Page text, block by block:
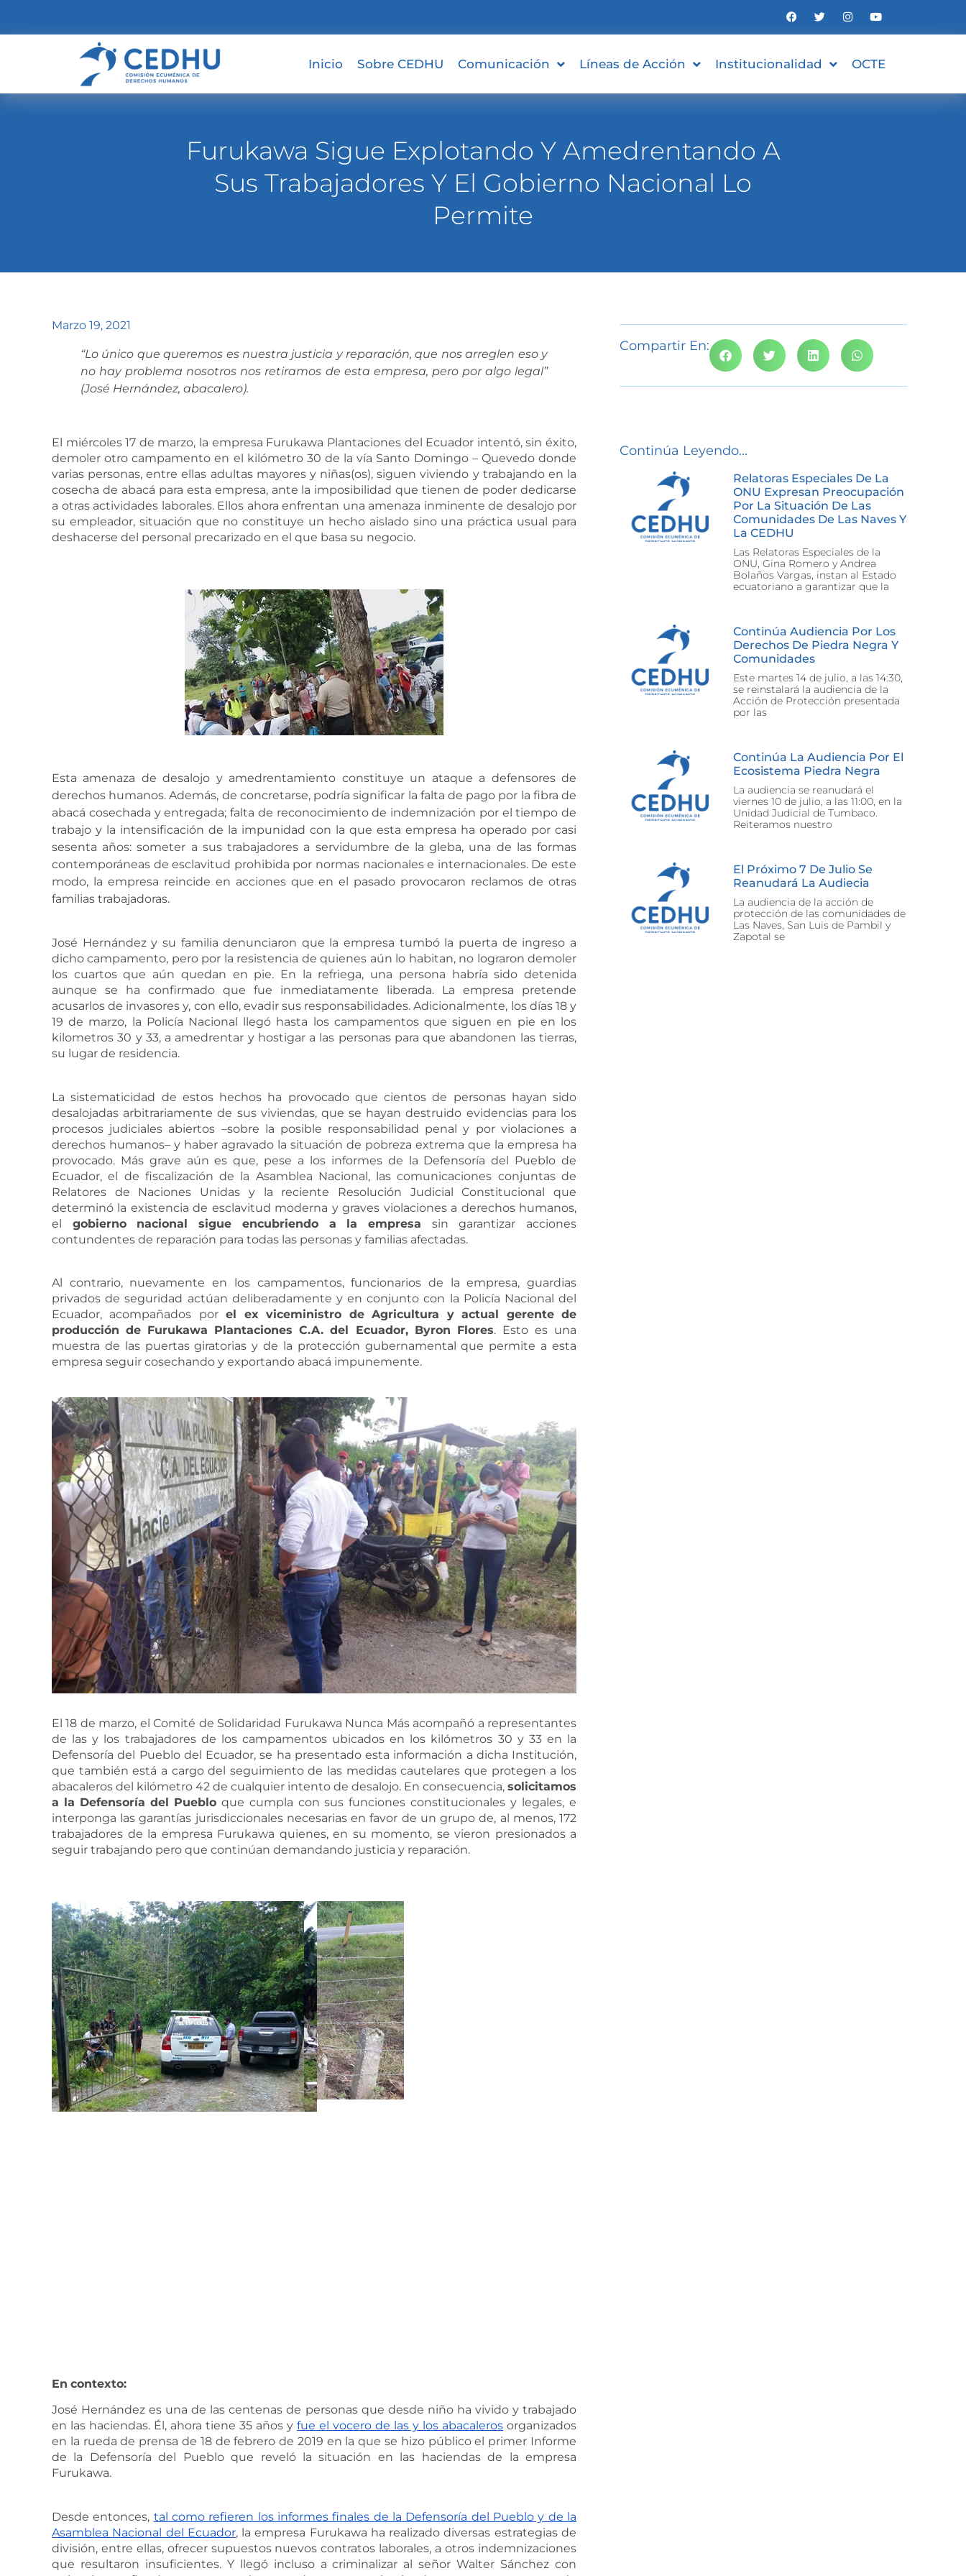
Inicio Sobre CEDHU Comunicación Líneas de Acción Institucionalidad OCTE
Furukawa Sigue Explotando Y Amedrentando A
Sus Trabajadores Y El Gobierno Nacional Lo
Permite
Marzo 19, 2021
“Lo único que queremos es nuestra justicia y reparación, que nos arreglen eso y
no hay problema nosotros nos retiramos de esta empresa, pero por algo legal”
(José Hernández, abacalero).
El miércoles 17 de marzo, la empresa Furukawa Plantaciones del Ecuador intentó, sin éxito,
demoler otro campamento en el kilómetro 30 de la vía Santo Domingo – Quevedo donde
varias personas, entre ellas adultas mayores y niñas(os), siguen viviendo y trabajando en la
cosecha de abacá para esta empresa, ante la imposibilidad que tienen de poder dedicarse
a otras actividades laborales. Ellos ahora enfrentan una amenaza inminente de desalojo por
su empleador, situación que no constituye un hecho aislado sino una práctica usual para
deshacerse del personal precarizado en el que basa su negocio.
Esta amenaza de desalojo y amedrentamiento constituye un ataque a defensores de
derechos humanos. Además, de concretarse, podría significar la falta de pago por la fibra de
abacá cosechada y entregada; falta de reconocimiento de indemnización por el tiempo de
trabajo y la intensificación de la impunidad con la que esta empresa ha operado por casi
sesenta años: someter a sus trabajadores a servidumbre de la gleba, una de las formas
contemporáneas de esclavitud prohibida por normas nacionales e internacionales. De este
modo, la empresa reincide en acciones que en el pasado provocaron reclamos de otras
familias trabajadoras.
José Hernández y su familia denunciaron que la empresa tumbó la puerta de ingreso a
dicho campamento, pero por la resistencia de quienes aún lo habitan, no lograron demoler
los cuartos que aún quedan en pie. En la refriega, una persona habría sido detenida
aunque se ha confirmado que fue inmediatamente liberada. La empresa pretende
acusarlos de invasores y, con ello, evadir sus responsabilidades. Adicionalmente, los días 18 y
19 de marzo, la Policía Nacional llegó hasta los campamentos que siguen en pie en los
kilometros 30 y 33, a amedrentar y hostigar a las personas para que abandonen las tierras,
su lugar de residencia.
La sistematicidad de estos hechos ha provocado que cientos de personas hayan sido
desalojadas arbitrariamente de sus viviendas, que se hayan destruido evidencias para los
procesos judiciales abiertos –sobre la posible responsabilidad penal y por violaciones a
derechos humanos– y haber agravado la situación de pobreza extrema que la empresa ha
provocado. Más grave aún es que, pese a los informes de la Defensoría del Pueblo de
Ecuador, el de fiscalización de la Asamblea Nacional, las comunicaciones conjuntas de
Relatores de Naciones Unidas y la reciente Resolución Judicial Constitucional que
determinó la existencia de esclavitud moderna y graves violaciones a derechos humanos,
el gobierno nacional sigue encubriendo a la empresa sin garantizar acciones
contundentes de reparación para todas las personas y familias afectadas.
Al contrario, nuevamente en los campamentos, funcionarios de la empresa, guardias
privados de seguridad actúan deliberadamente y en conjunto con la Policía Nacional del
Ecuador, acompañados porel ex viceministro de Agricultura y actual gerente de
producción de Furukawa Plantaciones C.A. del Ecuador, Byron Flores. Esto es una
muestra de las puertas giratorias y de la protección gubernamental que permite a esta
empresa seguir cosechando y exportando abacá impunemente.
El 18 de marzo, el Comité de Solidaridad Furukawa Nunca Más acompañó a representantes
de las y los trabajadores de los campamentos ubicados en los kilómetros 30 y 33 en la
Defensoría del Pueblo del Ecuador, se ha presentado esta información a dicha Institución,
que también está a cargo del seguimiento de las medidas cautelares que protegen a los
abacaleros del kilómetro 42 de cualquier intento de desalojo. En consecuencia, solicitamos
a la Defensoría del Puebloque cumpla con sus funciones constitucionales y legales, e
interponga las garantías jurisdiccionales necesarias en favor de un grupo de, al menos, 172
trabajadores de la empresa Furukawa quienes, en su momento, se vieron presionados a
seguir trabajando pero que continúan demandando justicia y reparación.
En contexto:
José Hernández es una de las centenas de personas que desde niño ha vivido y trabajado
en las haciendas. Él, ahora tiene 35 años y fue el vocero de las y los abacaleros organizados
en la rueda de prensa de 18 de febrero de 2019 en la que se hizo público el primer Informe
de la Defensoría del Pueblo que reveló la situación en las haciendas de la empresa
Furukawa.
Desde entonces, tal como refieren los informes finales de la Defensoría del Pueblo y de la
Asamblea Nacional del Ecuador, la empresa Furukawa ha realizado diversas estrategias de
división, entre ellas, ofrecer supuestos nuevos contratos laborales, a otros indemnizaciones
que resultaron insuficientes. Y llegó incluso a criminalizar al señor Walter Sánchez con
Compartir En:
Continúa Leyendo...
Relatoras Especiales De La
ONU Expresan Preocupación
Por La Situación De Las
Comunidades De Las Naves Y
La CEDHU
Las Relatoras Especiales de la
ONU, Gina Romero y Andrea
Bolaños Vargas, instan al Estado
ecuatoriano a garantizar que la
Continúa Audiencia Por Los
Derechos De Piedra Negra Y
Comunidades
Este martes 14 de julio, a las 14:30,
se reinstalará la audiencia de la
Acción de Protección presentada
por las
Continúa La Audiencia Por El
Ecosistema Piedra Negra
La audiencia se reanudará el
viernes 10 de julio, a las 11:00, en la
Unidad Judicial de Tumbaco.
Reiteramos nuestro
El Próximo 7 De Julio Se
Reanudará La Audiecia
La audiencia de la acción de
protección de las comunidades de
Las Naves, San Luis de Pambil y
Zapotal se